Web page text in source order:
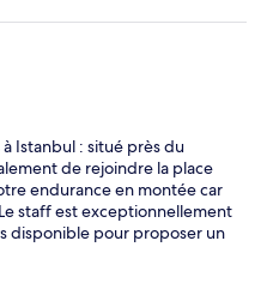
Istanbul : situé près du
de rejoindre la place
endurance en montée car
staff est exceptionnellement
disponible pour proposer un
quant aux endroits où
un prix fixe, ce qui n’est